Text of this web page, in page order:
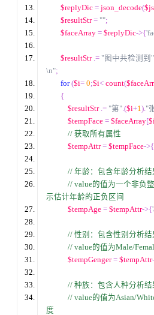
$replyDic = json_decode(
$resultStr = "";
$faceArray = $replyDic->{
$resultStr .= "图中共检测到"
\n";
for ($i= 0;$i< count(
{
$resultStr .= "第".($i+1)."
$tempFace = $faceArray[
// 获取所有属性
$tempAttr = $tempFace->{
// 年龄：包含年龄分析结
// value的值为一个非负
示估计年龄的正负区间
$tempAge = $tempAttr->{
// 性别：包含性别分析结
// value的值为Male/
$tempGenger = $tempAttr
// 种族：包含人种分析结
// value的值为Asian/
度